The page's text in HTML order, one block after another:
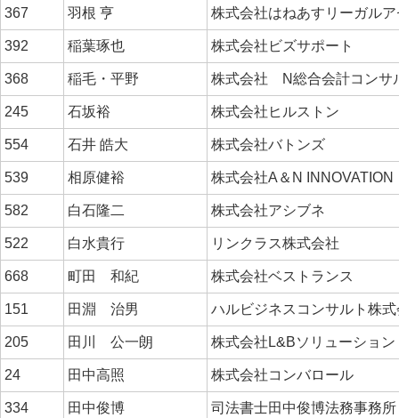
367 羽根 亨 株式会社はねあすリーガル
392 稲葉琢也 株式会社ビズサポート
368 稲毛・平野 株式会社 N総合会計コンサ
245 石坂裕 株式会社ヒルストン
554 石井 皓大 株式会社バトンズ
539 相原健裕 株式会社A＆N INNOVATION
582 白石隆二 株式会社アシブネ
522 白水貴行 リンクラス株式会社
668 町田 和紀 株式会社ベストランス
151 田淵 治男 ハルビジネスコンサルト株
205 田川 公一朗 株式会社L&Bソリューション
24 田中高照 株式会社コンバロール
334 田中俊博 司法書士田中俊博法務事務所